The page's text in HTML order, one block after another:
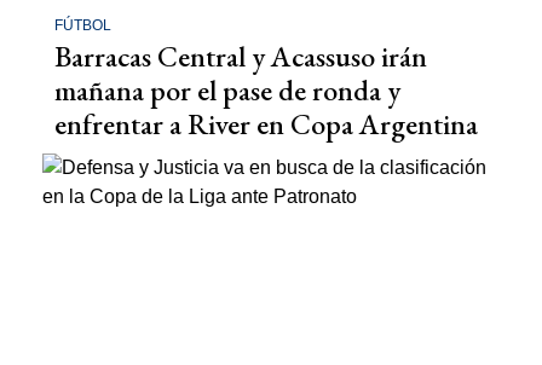
FÚTBOL
Barracas Central y Acassuso irán
mañana por el pase de ronda y
enfrentar a River en Copa Argentina